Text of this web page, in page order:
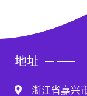
地址
浙江省嘉兴